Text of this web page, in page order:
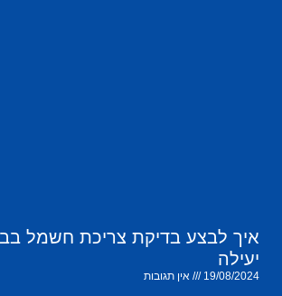
איך לבצע בדיקת צריכת חשמל
יעילה
19/08/2024 אין תגובות